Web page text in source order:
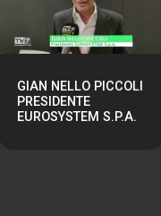
GIAN NELLO PICCOLI
PRESIDENTE
EUROSYSTEM S.P.A.